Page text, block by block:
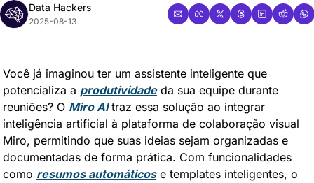
Data Hackers
2025-08-13
Você já imaginou ter um assistente inteligente que
potencializa a produtividade da sua equipe durante
reuniões? O Miro AI traz essa solução ao integrar
inteligência artificial à plataforma de colaboração visual
Miro, permitindo que suas ideias sejam organizadas e
documentadas de forma prática. Com funcionalidades
como resumos automáticos e templates inteligentes, o